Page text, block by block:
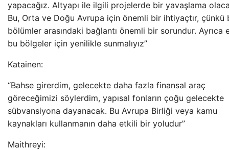
yapacağız. Altyapı ile ilgili projelerde bir yavaşlama
Bu, Orta ve Doğu Avrupa için önemli bir ihtiyaçtır, çünkü
bölümler arasındaki bağlantı önemli bir sorundur. Ayrıca
bu bölgeler için yenilikle sunmalıyız”
Katainen:
“Bahse girerdim, gelecekte daha fazla finansal araç
göreceğimizi söylerdim, yapısal fonların çoğu gelecekte
sübvansiyona dayanacak. Bu Avrupa Birliği veya kamu
kaynakları kullanmanın daha etkili bir yoludur”
Maithreyi: